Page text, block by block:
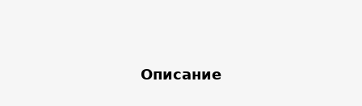
Описание